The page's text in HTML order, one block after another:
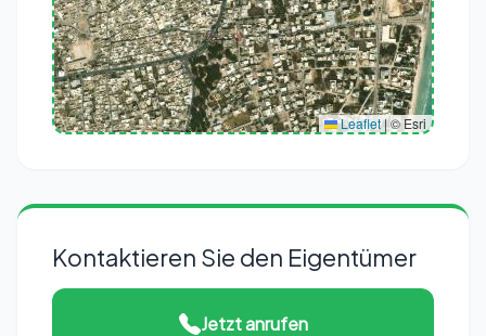
Leaflet|© Esri
Kontaktieren Sie den Eigentümer
Jetzt anrufen